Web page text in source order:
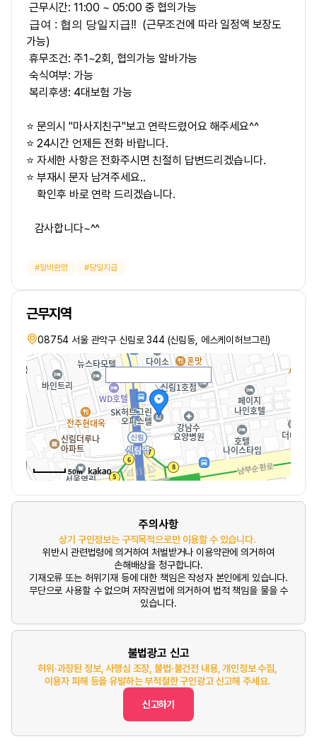
근무시간: 11:00 ~ 05:00 중 협의가능
급여 : 협의 당일지급‼ (근무조건에 따라 일정액 보장도
가능)
휴무조건: 주1~2회, 협의가능 알바가능
숙식여부: 가능
복리후생: 4대보험 가능
⭐ 문의시 "마사지친구"보고 연락드렸어요 해주세요^^
⭐ 24시간 언제든 전화 바랍니다.
⭐ 자세한 사항은 전화주시면 친절히 답변드리겠습니다.
⭐ 부재시 문자 남겨주세요..
확인후 바로 연락 드리겠습니다.
감사합니다~^^
알바환영 당일지급
근무지역
08754 서울 관악구 신림로 344 (신림동, 에스케이허브그린)
50m
주의사항
상기 구인정보는 구직목적으로만 이용할 수 있습니다.
위반시 관련법령에 의거하여 처벌받거나 이용약관에 의거하여
손해배상을 청구합니다.
기재오류 또는 허위기재 등에 대한 책임은 작성자 본인에게 있습니다.
무단으로 사용할 수 없으며 저작권법에 의거하여 법적 책임을 물을 수
있습니다.
불법광고 신고
허위·과장된 정보, 사행심 조장, 불법·불건전 내용, 개인정보 수집,
이용자 피해 등을 유발하는 부적절한 구인광고 신고해 주세요.
신고하기